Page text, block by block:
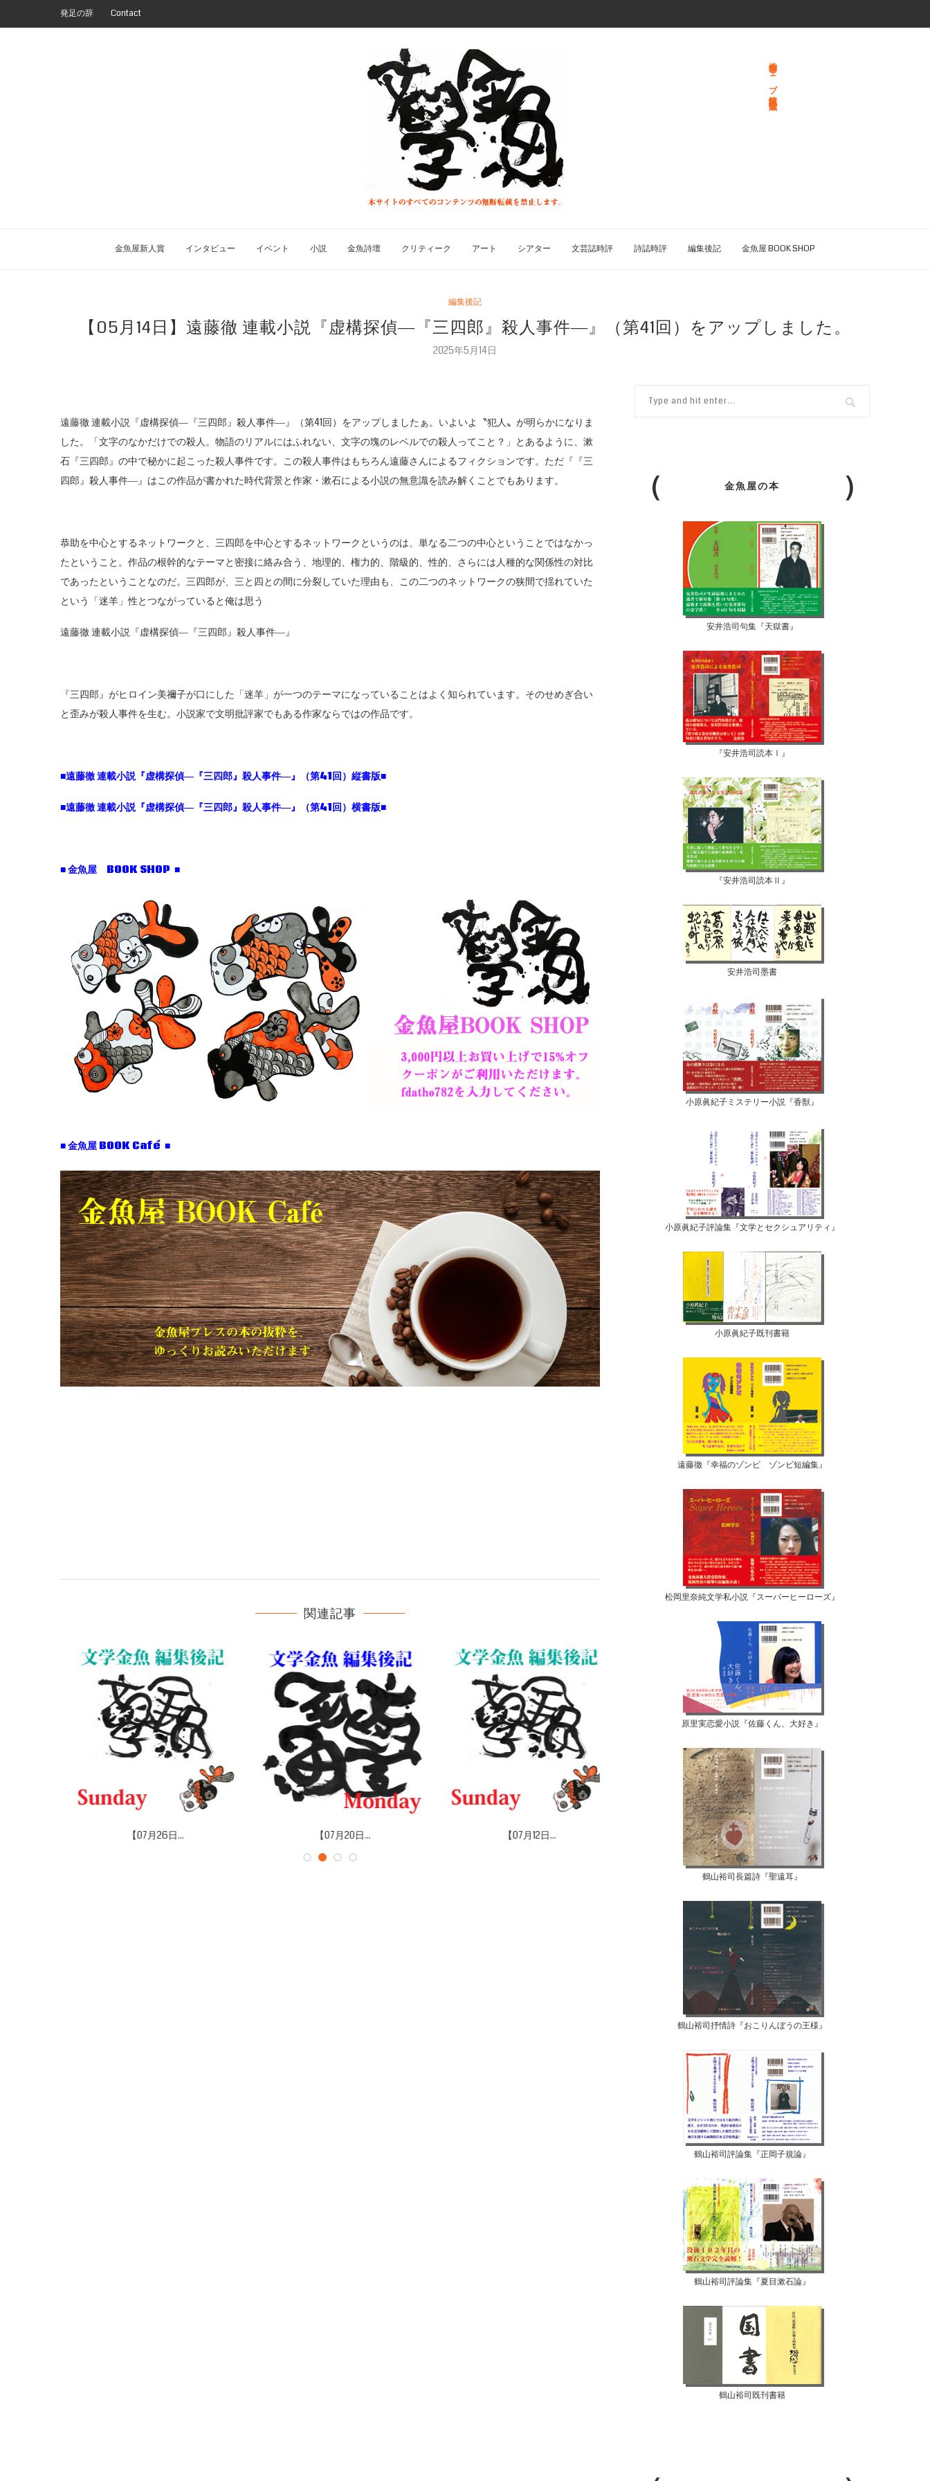
発足の辞 Contact
総合文学ウェブ情報誌 文学金魚
金魚屋新人賞 インタビュー イベント 小説 金魚詩壇 クリティーク アート シアター 文芸誌時評 詩誌時評 編集後記 金魚屋 BOOK SHOP
編集後記
【05月14日】遠藤徹 連載小説『虚構探偵―『三四郎』殺人事件―』（第41回）をアップしました。
2025年5月14日
遠藤徹 連載小説『虚構探偵―『三四郎』殺人事件―』（第41回）をアップしましたぁ。いよいよ〝犯人〟が明らかになりま
した。「文字のなかだけでの殺人。物語のリアルにはふれない、文字の塊のレベルでの殺人ってこと？」とあるように、漱
石『三四郎』の中で秘かに起こった殺人事件です。この殺人事件はもちろん遠藤さんによるフィクションです。ただ『『三
四郎』殺人事件―』はこの作品が書かれた時代背景と作家・漱石による小説の無意識を読み解くことでもあります。
恭助を中心とするネットワークと、三四郎を中心とするネットワークというのは、単なる二つの中心ということではなかっ
たということ。作品の根幹的なテーマと密接に絡み合う、地理的、権力的、階級的、性的、さらには人種的な関係性の対比
であったということなのだ。三四郎が、三と四との間に分裂していた理由も、この二つのネットワークの狭間で揺れていた
という「迷羊」性とつながっていると俺は思う
遠藤徹 連載小説『虚構探偵―『三四郎』殺人事件―』
『三四郎』がヒロイン美禰子が口にした「迷羊」が一つのテーマになっていることはよく知られています。そのせめぎ合い
と歪みが殺人事件を生む。小説家で文明批評家でもある作家ならではの作品です。
■遠藤徹 連載小説『虚構探偵―『三四郎』殺人事件―』（第41回）縦書版■
■遠藤徹 連載小説『虚構探偵―『三四郎』殺人事件―』（第41回）横書版■
■ 金魚屋 BOOK SHOP ■
■ 金魚屋 BOOK Café ■
関連記事
【07月26日... 【07月20日... 【07月12日... 【07月10日...
金魚屋の本
安井浩司句集『天獄書』
『安井浩司読本Ⅰ』
『安井浩司読本Ⅱ』
安井浩司墨書
小原眞紀子ミステリー小説『香獣』
小原眞紀子評論集『文学とセクシュアリティ』
小原眞紀子既刊書籍
遠藤徹『幸福のゾンビ ゾンビ短編集』
松岡里奈純文学私小説『スーパーヒーローズ』
原里実恋愛小説『佐藤くん、大好き』
鶴山裕司長篇詩『聖遠耳』
鶴山裕司抒情詩『おこりんぼうの王様』
鶴山裕司評論集『正岡子規論』
鶴山裕司評論集『夏目漱石論』
鶴山裕司既刊書籍